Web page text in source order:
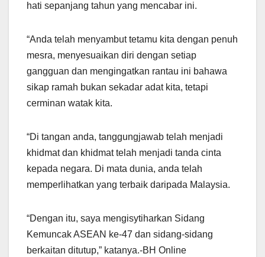
hati sepanjang tahun yang mencabar ini.
“Anda telah menyambut tetamu kita dengan penuh
mesra, menyesuaikan diri dengan setiap
gangguan dan mengingatkan rantau ini bahawa
sikap ramah bukan sekadar adat kita, tetapi
cerminan watak kita.
“Di tangan anda, tanggungjawab telah menjadi
khidmat dan khidmat telah menjadi tanda cinta
kepada negara. Di mata dunia, anda telah
memperlihatkan yang terbaik daripada Malaysia.
“Dengan itu, saya mengisytiharkan Sidang
Kemuncak ASEAN ke-47 dan sidang-sidang
berkaitan ditutup,” katanya.-BH Online